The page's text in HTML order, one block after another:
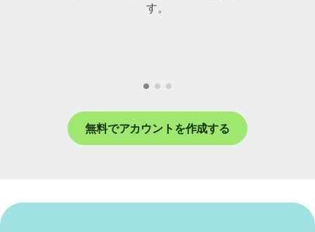
す。
無料でアカウントを作成する